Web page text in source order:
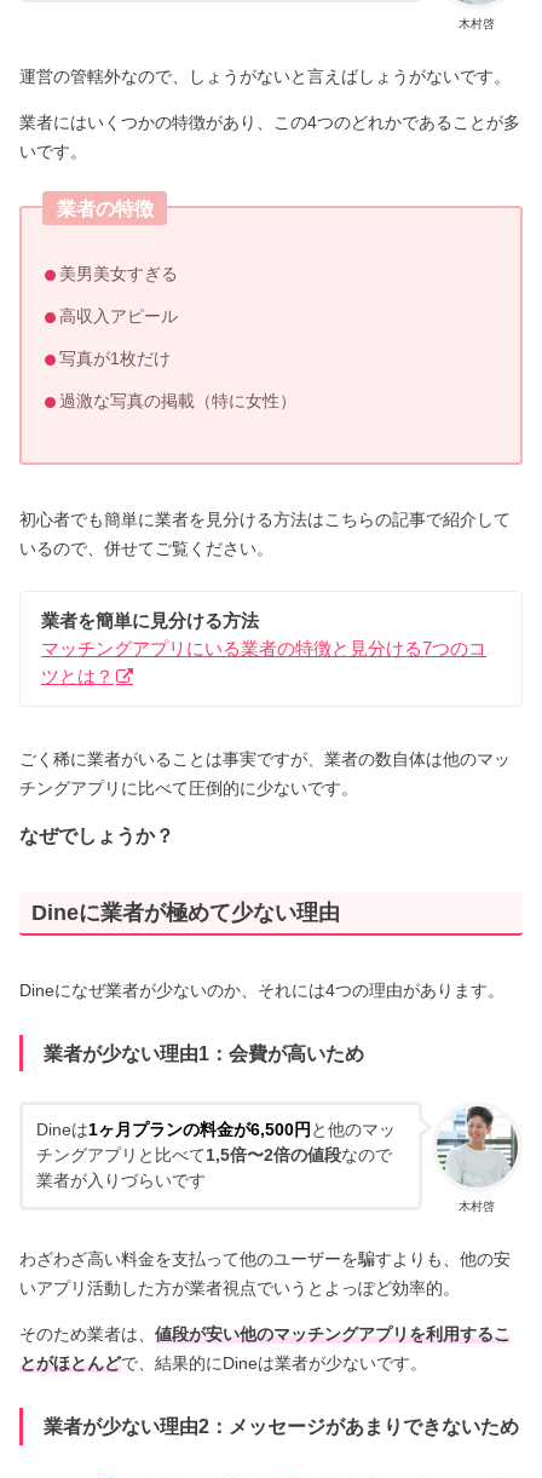
木村啓
運営の管轄外なので、しょうがないと言えばしょうがないです。
業者にはいくつかの特徴があり、この4つのどれかであることが多
いです。
業者の特徴
美男美女すぎる
高収入アピール
写真が1枚だけ
過激な写真の掲載（特に女性）
初心者でも簡単に業者を見分ける方法はこちらの記事で紹介して
いるので、併せてご覧ください。
業者を簡単に見分ける方法
マッチングアプリにいる業者の特徴と見分ける7つのコ
ツとは？
ごく稀に業者がいることは事実ですが、業者の数自体は他のマッ
チングアプリに比べて圧倒的に少ないです。
なぜでしょうか？
Dineに業者が極めて少ない理由
Dineになぜ業者が少ないのか、それには4つの理由があります。
業者が少ない理由1：会費が高いため
木村啓
Dineは1ヶ月プランの料金が6,500円 と他のマッ
チングアプリと比べて1,5倍〜2倍の値段なので
業者が入りづらいです
わざわざ高い料金を支払って他のユーザーを騙すよりも、他の安
いアプリ活動した方が業者視点でいうとよっぽど効率的。
そのため業者は、値段が安い他のマッチングアプリを利用するこ
とがほとんどで、結果的にDineは業者が少ないです。
業者が少ない理由2：メッセージがあまりできないため